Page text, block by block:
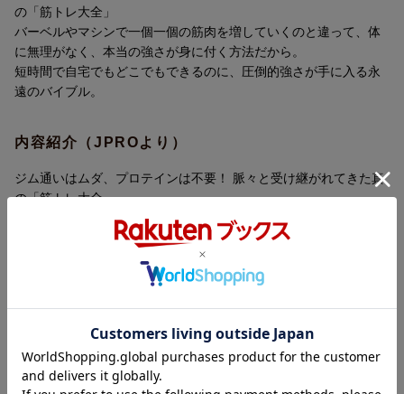
の「筋トレ大全」
バーベルやマシンで一個一個の筋肉を増していくのと違って、体
に無理がなく、本当の強さが身に付く方法だから。
短時間で自宅でもどこでもできるのに、圧倒的強さが手に入る永
遠のバイブル。
内容紹介（JPROより）
ジム通いはムダ、プロテインは不要！ 脈々と受け継がれてきた真
の「筋トレ大全」。
バーベルやマシンで一個一個の筋肉を増していくのと違って、体
に無理がなく、本当の強さが身に付く方法だから、短時間で自宅
でもどこでもできるのに、圧倒的強さが手に入る永遠のバイブ
内容紹介（「BOOK」データベースより）
ジム通いはムダ、プロテインは不要！生き抜くために必要な強さ